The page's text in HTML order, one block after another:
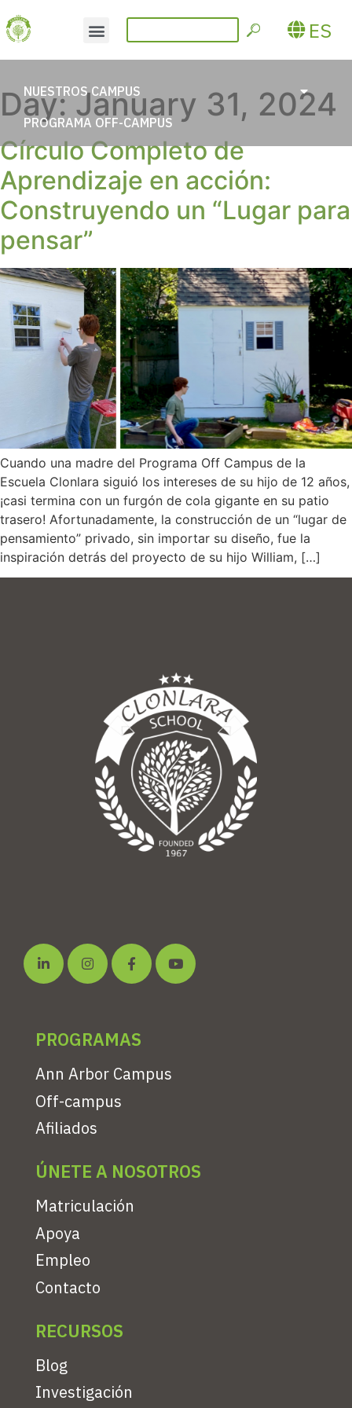
ES
NUESTROS CAMPUS
PROGRAMA OFF-CAMPUS
Day:January 31, 2024
Círculo Completo de
Aprendizaje en acción:
Construyendo un “Lugar para
pensar”
Cuando una madre del Programa Off Campus de la
Escuela Clonlara siguió los intereses de su hijo de 12 años,
¡casi termina con un furgón de cola gigante en su patio
trasero! Afortunadamente, la construcción de un “lugar de
pensamiento” privado, sin importar su diseño, fue la
inspiración detrás del proyecto de su hijo William, […]
PROGRAMAS
Ann Arbor Campus
Off-campus
Afiliados
ÚNETE A NOSOTROS
Matriculación
Apoya
Empleo
Contacto
RECURSOS
Blog
Investigación